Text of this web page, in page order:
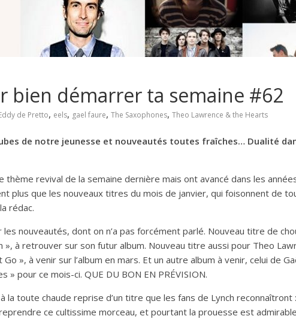
bien démarrer ta semaine #62
de Pretto, eels, gael faure, The Saxophones, Theo Lawrence & the Hearts
tubes de notre jeunesse et nouveautés toutes fraîches… Dualité
thème revival de la semaine dernière mais ont avancé dans les
plus que les nouveaux titres du mois de janvier, qui foisonnent de
rédac.
nouveautés, dont on n’a pas forcément parlé. Nouveau titre de
», à retrouver sur son futur album. Nouveau titre aussi pour Theo
», à venir sur l’album en mars. Et un autre album à venir, celui de
» pour ce mois-ci. QUE DU BON EN PRÉVISION.
la toute chaude reprise d’un titre que les fans de Lynch reconnaîtront
ce cultissime morceau, et pourtant la prouesse est